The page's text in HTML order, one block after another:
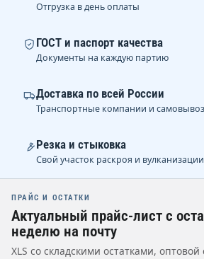
Отгрузка в день оплаты
ГОСТ и паспорт качества
Документы на каждую партию
Доставка по всей России
Транспортные компании и самовывоз
Резка и стыковка
Свой участок раскроя и вулканизации
ПРАЙС И ОСТАТКИ
Актуальный прайс-лист с
неделю на почту
XLS со складскими остатками,